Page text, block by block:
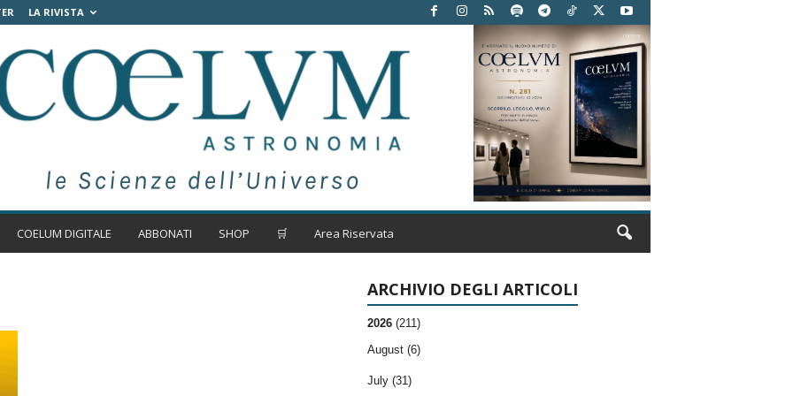
LA RIVISTA
COELUM DIGITALE ABBONATI SHOP 🛒 Area Riservata
ARCHIVIO DEGLI ARTICOLI
2026 (211)
August (6)
July (31)